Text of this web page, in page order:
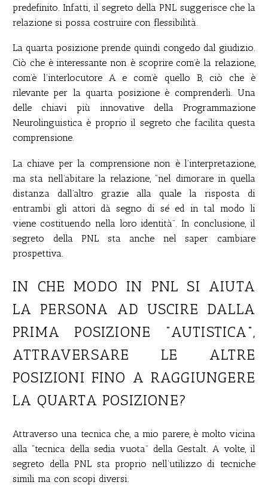
predefinito. Infatti, il segreto della PNL suggerisce che la
relazione si possa costruire con flessibilità.
La quarta posizione prende quindi congedo dal giudizio.
Ciò che è interessante non è scoprire com’è la relazione,
com’è l’interlocutore A e com’è quello B, ciò che è
rilevante per la quarta posizione è comprenderli. Una
delle chiavi più innovative della Programmazione
Neurolinguistica è proprio il segreto che facilita questa
comprensione.
La chiave per la comprensione non è l’interpretazione,
ma sta nell’abitare la relazione, “nel dimorare in quella
distanza dall’altro grazie alla quale la risposta di
entrambi gli attori dà segno di sé ed in tal modo li
viene costituendo nella loro identità”. In conclusione, il
segreto della PNL sta anche nel saper cambiare
prospettiva.
IN CHE MODO IN PNL SI AIUTA
LA PERSONA AD USCIRE DALLA
PRIMA POSIZIONE “AUTISTICA”,
ATTRAVERSARE LE ALTRE
POSIZIONI FINO A RAGGIUNGERE
LA QUARTA POSIZIONE?
Attraverso una tecnica che, a mio parere, è molto vicina
alla “tecnica della sedia vuota” della Gestalt. A volte, il
segreto della PNL sta proprio nell’utilizzo di tecniche
simili ma con scopi diversi.